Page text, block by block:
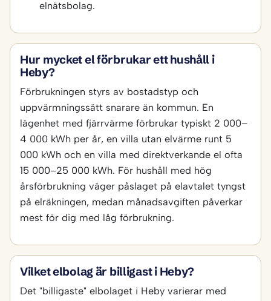
elnätsbolag.
Hur mycket el förbrukar ett hushåll i
Heby?
Förbrukningen styrs av bostadstyp och
uppvärmningssätt snarare än kommun. En
lägenhet med fjärrvärme förbrukar typiskt 2 000–
4 000 kWh per år, en villa utan elvärme runt 5
000 kWh och en villa med direktverkande el ofta
15 000–25 000 kWh. För hushåll med hög
årsförbrukning väger påslaget på elavtalet tyngst
på elräkningen, medan månadsavgiften påverkar
mest för dig med låg förbrukning.
Vilket elbolag är billigast i Heby?
Det "billigaste" elbolaget i Heby varierar med